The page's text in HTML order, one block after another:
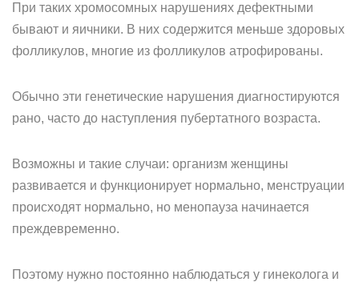
При таких хромосомных нарушениях дефектными
бывают и яичники. В них содержится меньше здоровых
фолликулов, многие из фолликулов атрофированы.
Обычно эти генетические нарушения диагностируются
рано, часто до наступления пубертатного возраста.
Возможны и такие случаи: организм женщины
развивается и функционирует нормально, менструации
происходят нормально, но менопауза начинается
преждевременно.
Поэтому нужно постоянно наблюдаться у гинеколога и